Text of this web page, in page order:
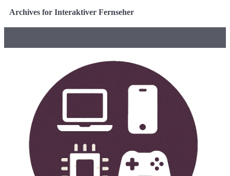
Archives for Interaktiver Fernseher